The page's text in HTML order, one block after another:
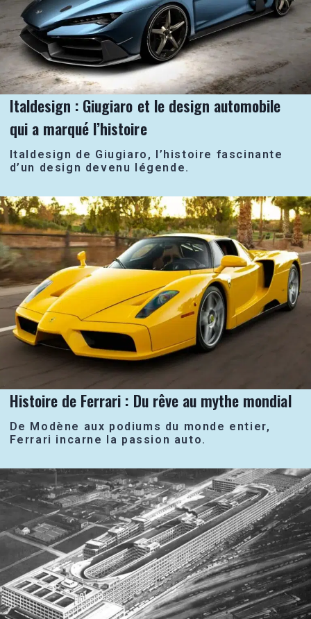
Italdesign : Giugiaro et le design automobile
qui a marqué l’histoire
Italdesign de Giugiaro, l’histoire fascinante
d’un design devenu légende.
Histoire de Ferrari : Du rêve au mythe mondial
De Modène aux podiums du monde entier,
Ferrari incarne la passion auto.